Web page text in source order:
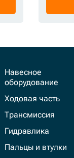
Навесное
оборудование
Ходовая часть
Трансмиссия
Гидравлика
Пальцы и втулки